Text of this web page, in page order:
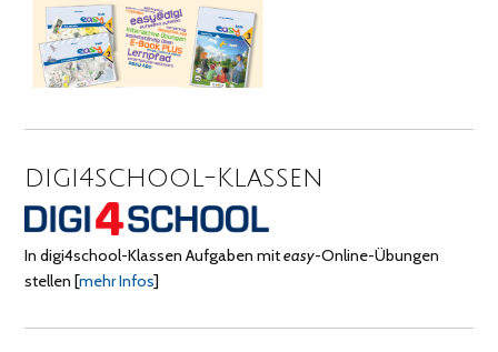
digi4school-Klassen
In digi4school-Klassen Aufgaben miteasy-Online-Übungen
stellen[mehr Infos]